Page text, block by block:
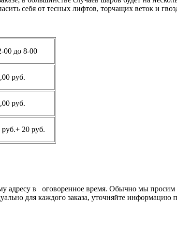
себя от тесных лифтов, торчащих веток и
00 до 8-00
руб.
руб.
руб.+ 20 руб.
в оговоренное время. Обычно мы просим
для каждого заказа, уточняйте информацию